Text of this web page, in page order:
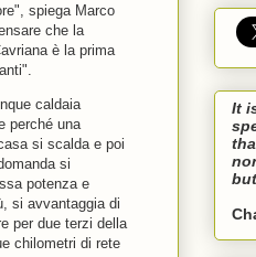
spiega Marco
che la
è la prima
caldaia
perché una
si scalda e poi
si
potenza e
si avvantaggia di
per due terzi della
chilometri di rete
It